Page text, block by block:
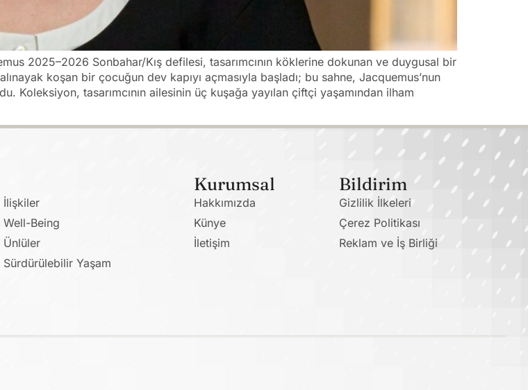
2025–2026 Sonbahar/Kış defilesi, tasarımcının köklerine dokunan ve duygusal bir
koşan bir çocuğun dev kapıyı açmasıyla başladı; bu sahne, Jacquemus’nun
Koleksiyon, tasarımcının ailesinin üç kuşağa yayılan çiftçi yaşamından ilham
İlişkiler
Well-Being
Ünlüler
Sürdürülebilir Yaşam
Kurumsal
Hakkımızda
Künye
İletişim
Bildirim
Gizlilik İlkeleri
Çerez Politikası
Reklam ve İş Birliği